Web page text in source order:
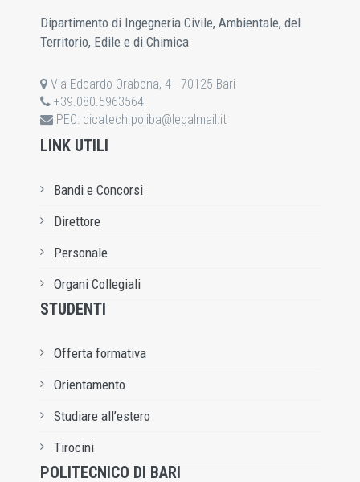
Dipartimento di Ingegneria Civile, Ambientale, del
Territorio, Edile e di Chimica
Via Edoardo Orabona, 4 - 70125 Bari
+39.080.5963564
PEC: dicatech.poliba@legalmail.it
LINK UTILI
Bandi e Concorsi
Direttore
Personale
Organi Collegiali
STUDENTI
Offerta formativa
Orientamento
Studiare all’estero
Tirocini
POLITECNICO DI BARI